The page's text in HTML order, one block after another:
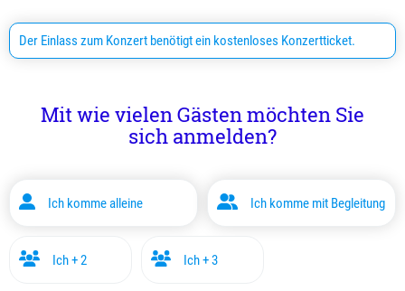
Der Einlass zum Konzert benötigt ein kostenloses Konzertticket.
Mit wie vielen Gästen möchten Sie
sich anmelden?
Ich komme alleine Ich komme mit Begleitung
Ich + 2 Ich + 3